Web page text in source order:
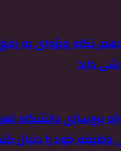
نگاه ویژه‌ای به
دارد
برج‌سازی دانشگاه
خود را دنبال